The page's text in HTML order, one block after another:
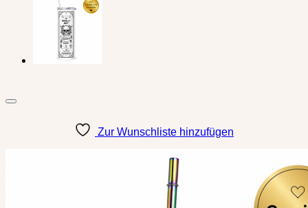
Zur Wunschliste hinzufügen